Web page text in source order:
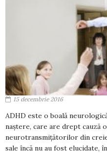
15 decembrie 2016
ADHD este o boală
naștere, care are drept cauză
neurotransmițătorilor din
sale încă nu au fost elucidate,